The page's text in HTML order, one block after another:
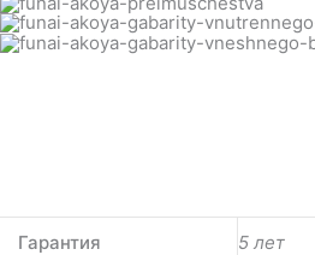
Гарантия 5 лет